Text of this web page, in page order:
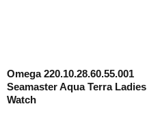
Omega 220.10.28.60.55.001
Seamaster Aqua Terra Ladies
Watch